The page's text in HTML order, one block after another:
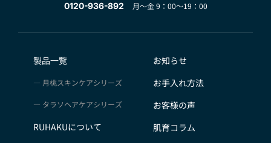
0120-936-892
月～金 9：00～19：00
製品一覧
月桃スキンケアシリーズ
タラソヘアケアシリーズ
RUHAKUについて
お知らせ
お手入れ方法
お客様の声
肌育コラム